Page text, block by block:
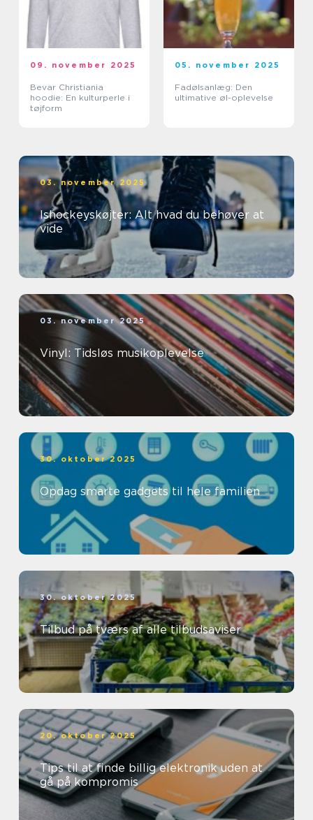
09. november 2025
Bevar Christiania
hoodie: En kulturperle i
tøjform
05. november 2025
Fadølsanlæg: Den
ultimative øl-oplevelse
03. november 2025
Ishockeyskøjter: Alt hvad du behøver at
vide
03. november 2025
Vinyl: Tidsløs musikoplevelse
30. oktober 2025
Opdag smarte gadgets til hele familien
30. oktober 2025
Tilbud på tværs af alle tilbudsaviser
20. oktober 2025
Tips til at finde billig elektronik uden at
gå på kompromis